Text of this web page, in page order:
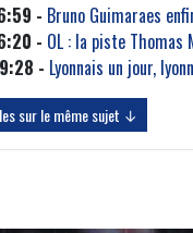
- Bruno Guimaraes
- OL : la piste Thomas
- Lyonnais un jour,
sur le même sujet ↓